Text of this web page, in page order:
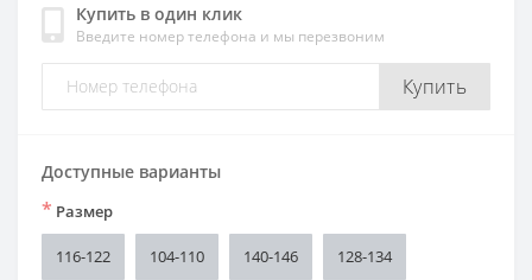
Купить в один клик
Введите номер телефона и мы перезвоним
Купить
Доступные варианты
* Размер
116-122 104-110 140-146 128-134